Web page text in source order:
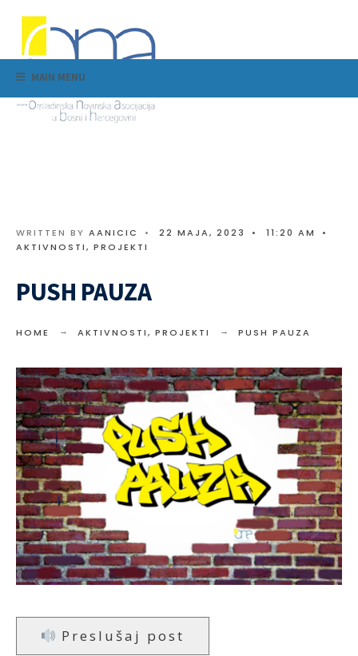
MAIN MENU
WRITTEN BY AANICIC • 22 MAJA, 2023 • 11:20 AM
•
AKTIVNOSTI, PROJEKTI
PUSH PAUZA
HOME AKTIVNOSTI, PROJEKTI PUSH PAUZA
Preslušaj post